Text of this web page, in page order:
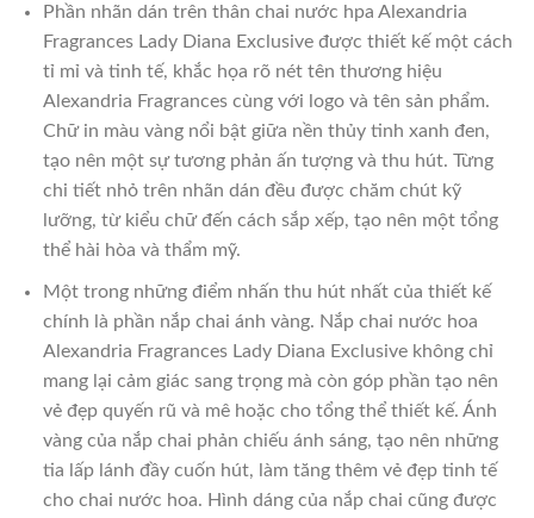
Phần nhãn dán trên thân chai nước hpa Alexandria
Fragrances Lady Diana Exclusive được thiết kế một cách
tỉ mỉ và tinh tế, khắc họa rõ nét tên thương hiệu
Alexandria Fragrances cùng với logo và tên sản phẩm.
Chữ in màu vàng nổi bật giữa nền thủy tinh xanh đen,
tạo nên một sự tương phản ấn tượng và thu hút. Từng
chi tiết nhỏ trên nhãn dán đều được chăm chút kỹ
lưỡng, từ kiểu chữ đến cách sắp xếp, tạo nên một tổng
thể hài hòa và thẩm mỹ.
Một trong những điểm nhấn thu hút nhất của thiết kế
chính là phần nắp chai ánh vàng. Nắp chai nước hoa
Alexandria Fragrances Lady Diana Exclusive không chỉ
mang lại cảm giác sang trọng mà còn góp phần tạo nên
vẻ đẹp quyến rũ và mê hoặc cho tổng thể thiết kế. Ánh
vàng của nắp chai phản chiếu ánh sáng, tạo nên những
tia lấp lánh đầy cuốn hút, làm tăng thêm vẻ đẹp tinh tế
cho chai nước hoa. Hình dáng của nắp chai cũng được